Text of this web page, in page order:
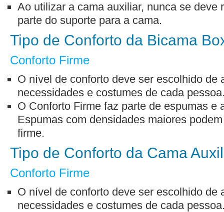
Ao utilizar a cama auxiliar, nunca se deve
parte do suporte para a cama.
Tipo de Conforto da Bicama
Conforto Firme
O nível de conforto deve ser escolhido de
necessidades e costumes de cada
O Conforto Firme faz parte de espumas e
Espumas com densidades maiores
firme.
Tipo de Conforto da Cama
Conforto Firme
O nível de conforto deve ser escolhido de
necessidades e costumes de cada